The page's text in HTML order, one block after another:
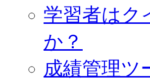
学習者はク
か？
成績管理ツ